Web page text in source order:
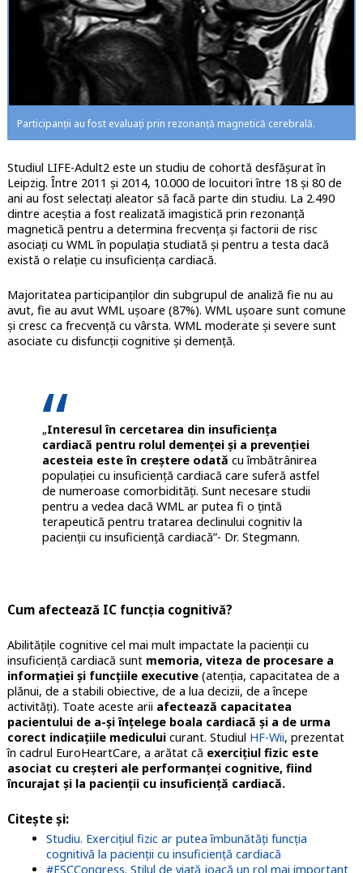
Participanții au fost evaluați prin rezonanță magnetică cerebrală.
Studiul LIFE-Adult2 este un studiu de cohortă desfășurat în
Leipzig. Între 2011 și 2014, 10.000 de locuitori între 18 și 80 de
ani au fost selectați aleator să facă parte din studiu. La 2.490
dintre aceștia a fost realizată imagistică prin rezonanță
magnetică pentru a determina frecvența și factorii de risc
asociați cu WML în populația studiată și pentru a testa dacă
există o relație cu insuficiența cardiacă.
Majoritatea participanților din subgrupul de analiză fie nu au
avut, fie au avut WML ușoare (87%). WML ușoare sunt comune
și cresc ca frecvență cu vârsta. WML moderate și severe sunt
asociate cu disfuncții cognitive și demență.
„Interesul în cercetarea din insuficiența
cardiacă pentru rolul demenței și a prevenției
acesteia este în creștere odată cu îmbătrânirea
populației cu insuficiență cardiacă care suferă astfel
de numeroase comorbidități. Sunt necesare studii
pentru a vedea dacă WML ar putea fi o țintă
terapeutică pentru tratarea declinului cognitiv la
pacienții cu insuficiență cardiacă”- Dr. Stegmann.
Cum afectează IC funcția cognitivă?
Abilitățile cognitive cel mai mult impactate la pacienții cu
insuficiență cardiacă sunt memoria, viteza de procesare a
informației și funcțiile executive(atenția, capacitatea de a
plănui, de a stabili obiective, de a lua decizii, de a începe
activități). Toate aceste arii afectează capacitatea
pacientului de a-și înțelege boala cardiacă și a de urma
corect indicațiile mediculuicurant. Studiul HF-Wii, prezentat
în cadrul EuroHeartCare, a arătat că exercițiul fizic este
asociat cu creșteri ale performanței cognitive, fiind
încurajat și la pacienții cu insuficiență cardiacă.
Citește și:
Studiu. Exercițiul fizic ar putea îmbunătăți funcția
cognitivă la pacienții cu insuficiență cardiacă
#ESCCongress. Stilul de viață joacă un rol mai important